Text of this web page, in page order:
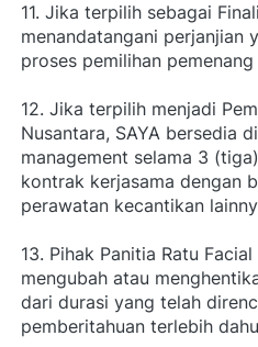
11. Jika terpilih sebagai
menandatangani perjanjian
proses pemilihan
12. Jika terpilih menjadi
Nusantara, SAYA bersedia
management selama 3
kontrak kerjasama dengan
perawatan kecantikan
13. Pihak Panitia Ratu
mengubah atau
dari durasi yang telah
pemberitahuan terlebih